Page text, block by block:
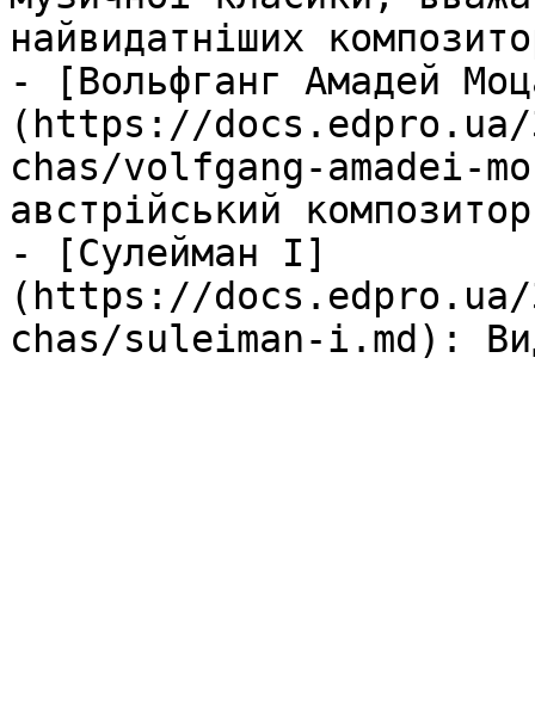
найвидатніших
- [Вольфганг Амадей
(https://
chas/volfgang-amadei-
австрійський
- [Сулейман I]
(https://